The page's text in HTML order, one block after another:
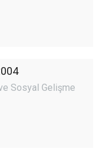
Sosyal Gelişme